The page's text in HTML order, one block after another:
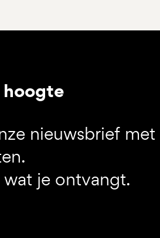
nieuwsbrief
wat je ontvangt.